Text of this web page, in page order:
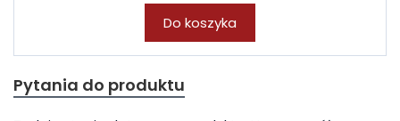
Do koszyka
Pytania do produktu